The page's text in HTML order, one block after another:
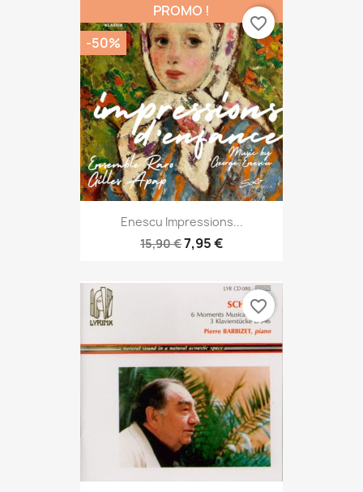
Enescu Impressions...
15,90 €7,95 €
PROMO !
-50%
favorite_border
favorite_border